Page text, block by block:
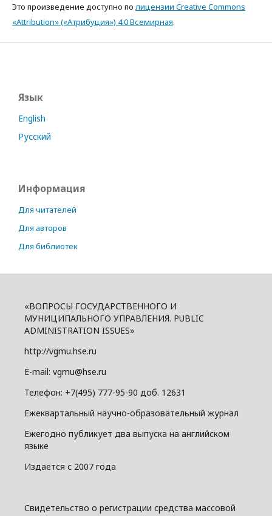
Это произведение доступно по лицензии Creative Commons
«Attribution» («Атрибуция») 4.0 Всемирная.
Язык
English
Русский
Информация
Для читателей
Для авторов
Для библиотек
«ВОПРОСЫ ГОСУДАРСТВЕННОГО И
МУНИЦИПАЛЬНОГО УПРАВЛЕНИЯ. PUBLIC
ADMINISTRATION ISSUES»
http://vgmu.hse.ru
E-mail: vgmu@hse.ru
Телефон: +7(495) 777-95-90 доб. 12631
Ежеквартальный научно-образовательный журнал
Ежегодно публикует два выпуска на английском
языке
Издается с 2007 года
Свидетельство о регистрации средства массовой